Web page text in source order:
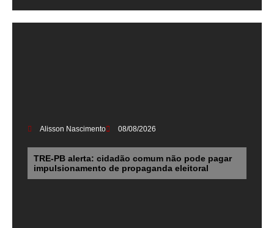
Alisson Nascimento 08/08/2026
TRE-PB alerta: cidadão comum não pode pagar
impulsionamento de propaganda eleitoral